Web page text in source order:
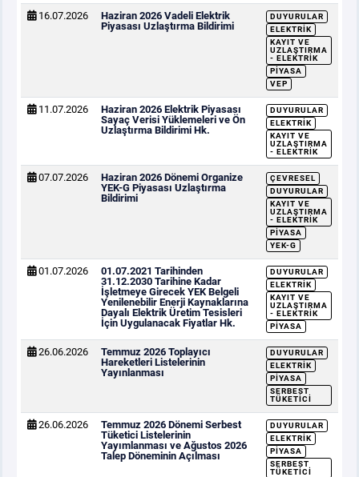
16.07.2026
Haziran 2026 Vadeli Elektrik
Piyasası Uzlaştırma Bildirimi
DUYURULAR
ELEKTRIK
KAYIT VE
UZLAŞTIRMA
- ELEKTRIK
PIYASA
VEP
11.07.2026
Haziran 2026 Elektrik Piyasası
Sayaç Verisi Yüklemeleri ve Ön
Uzlaştırma Bildirimi Hk.
DUYURULAR
ELEKTRIK
KAYIT VE
UZLAŞTIRMA
- ELEKTRIK
07.07.2026
Haziran 2026 Dönemi Organize
YEK-G Piyasası Uzlaştırma
Bildirimi
ÇEVRESEL
DUYURULAR
KAYIT VE
UZLAŞTIRMA
- ELEKTRIK
PIYASA
YEK-G
01.07.2026
01.07.2021 Tarihinden
31.12.2030 Tarihine Kadar
İşletmeye Girecek YEK Belgeli
Yenilenebilir Enerji Kaynaklarına
Dayalı Elektrik Üretim Tesisleri
İçin Uygulanacak Fiyatlar Hk.
DUYURULAR
ELEKTRIK
KAYIT VE
UZLAŞTIRMA
- ELEKTRIK
PIYASA
26.06.2026
Temmuz 2026 Toplayıcı
Hareketleri Listelerinin
Yayınlanması
DUYURULAR
ELEKTRIK
PIYASA
SERBEST
TÜKETICI
26.06.2026
Temmuz 2026 Dönemi Serbest
Tüketici Listelerinin
Yayımlanması ve Ağustos 2026
Talep Döneminin Açılması
DUYURULAR
ELEKTRIK
PIYASA
SERBEST
TÜKETICI